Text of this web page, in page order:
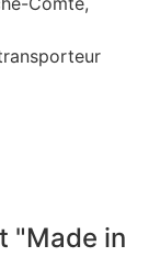
"Made in